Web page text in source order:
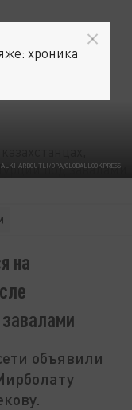
DPA/GLOBALLOOKPRESS
на
объявили
хроника